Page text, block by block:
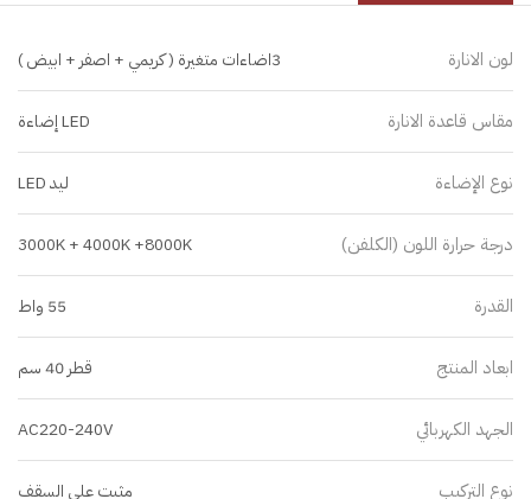
لون الانارة 3اضاءات متغيرة ( كريمي + اصفر + ابيض )
مقاس قاعدة الانارة LED إضاءة
نوع الإضاءة ليد LED
درجة حرارة اللون (الكلفن) 3000K + 4000K +8000K
القدرة 55 واط
ابعاد المنتج قطر 40 سم
الجهد الكهربائي AC220-240V
نوع التركيب مثبت على السقف